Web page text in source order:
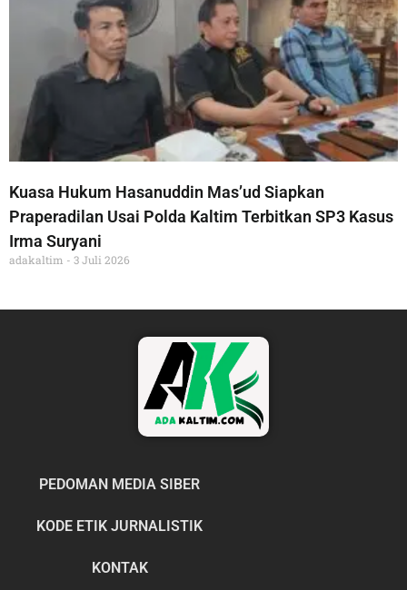
Kuasa Hukum Hasanuddin Mas’ud Siapkan
Praperadilan Usai Polda Kaltim Terbitkan SP3 Kasus
Irma Suryani
adakaltim 3 Juli 2026
PEDOMAN MEDIA SIBER
KODE ETIK JURNALISTIK
KONTAK